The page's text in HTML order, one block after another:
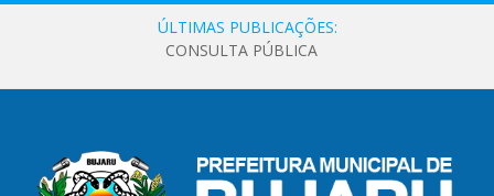
ÚLTIMAS PUBLICAÇÕES:
CONSULTA PÚBLICA